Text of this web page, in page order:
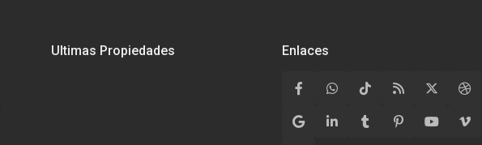
Ultimas Propiedades Enlaces